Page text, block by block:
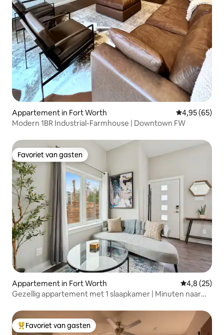
Appartement in Fort Worth Gemiddelde
4,95 (65)
Modern 1BR Industrial-Farmhouse | Downtown FW
Favoriet van gasten
Favoriet van gasten
Appartement in Fort Worth
4,8 (25)
Gezellig appartement met 1 slaapkamer | Minuten naar
Topfavoriet van gasten
Favoriet van gasten